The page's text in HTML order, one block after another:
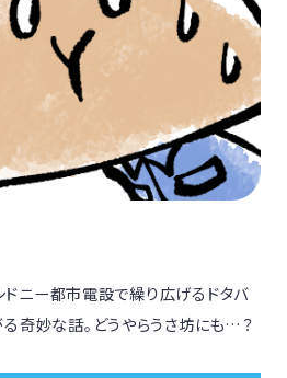
ニー都市電設で繰り広げるドタバ
奇妙な話。どうやらうさ坊にも…？